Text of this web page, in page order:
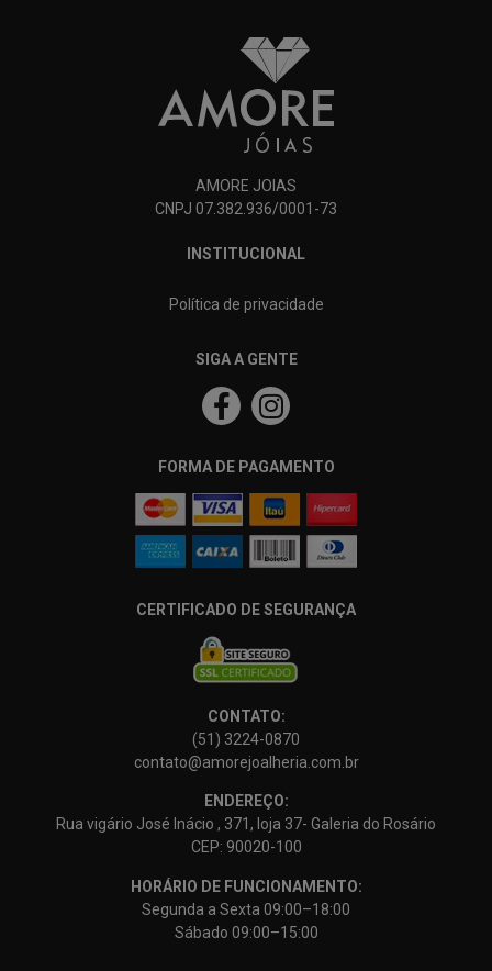
AMORE JOIAS
CNPJ 07.382.936/0001-73
INSTITUCIONAL
Política de privacidade
SIGA A GENTE
FORMA DE PAGAMENTO
CERTIFICADO DE SEGURANÇA
CONTATO:
(51) 3224-0870
contato@amorejoalheria.com.br
ENDEREÇO:
Rua vigário José Inácio , 371, loja 37- Galeria do Rosário
CEP: 90020-100
HORÁRIO DE FUNCIONAMENTO:
Segunda a Sexta 09:00–18:00
Sábado 09:00–15:00